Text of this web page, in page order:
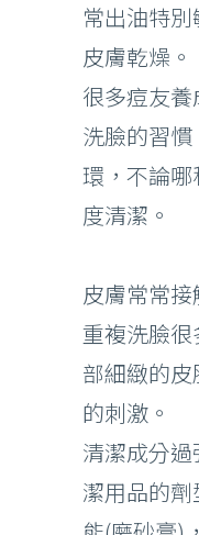
常出油特
皮膚乾燥。
很多痘友
洗臉的習
環，不論
度清潔。
皮膚常常
重複洗臉
部細緻的
的刺激。
清潔成分
潔用品的